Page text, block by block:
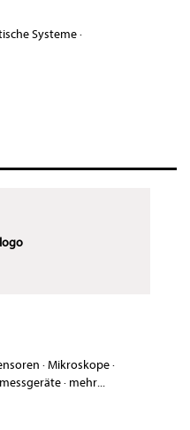
Systeme·
·Mikroskope·
· mehr...